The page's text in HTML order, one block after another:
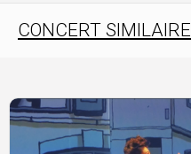
CONCERT SIMILAIRE